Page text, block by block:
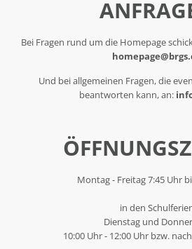
Bei Fragen rund um die Homepage
Und bei allgemeinen Fragen, die
beantworten kann, an:
Montag - Freitag 7:45 Uhr
in den
Dienstag und
10:00 Uhr - 12:00 Uhr bzw.